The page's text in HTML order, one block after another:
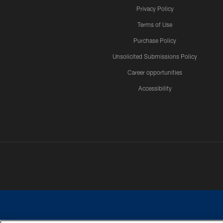
Privacy Policy
Terms of Use
Purchase Policy
Unsolicited Submissions Policy
Career opportunities
Accessibility